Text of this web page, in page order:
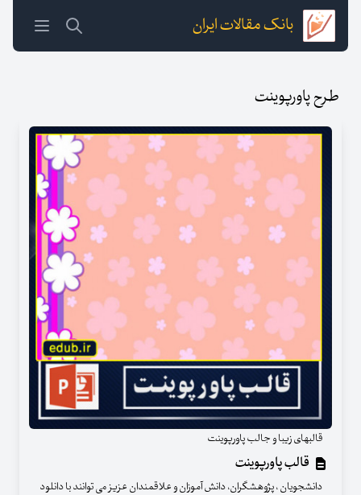
بانک مقالات ایران
طرح پاورپوینت
قالبهای زیبا و جالب پاورپوینت
قالب پاورپوینت
دانشجویان ، پژوهشگران، دانش آموزان و علاقمندان عزیز می توانند با دانلود